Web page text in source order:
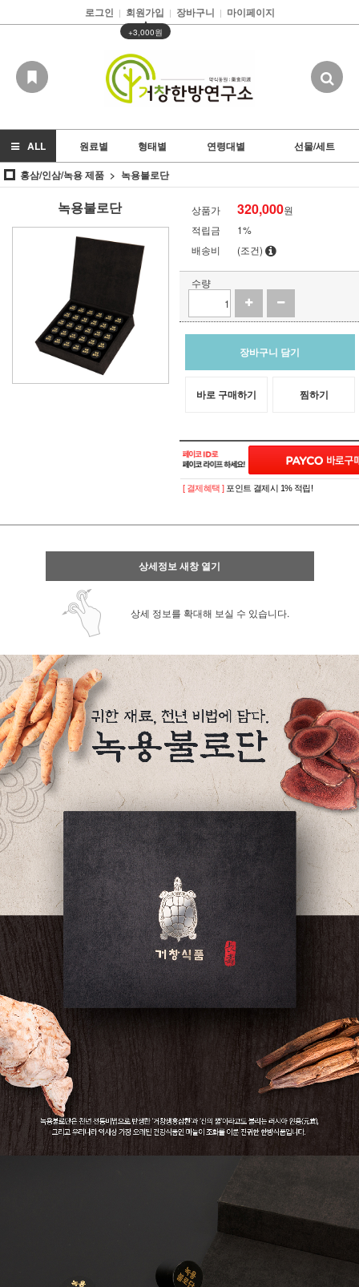
로그인 | 회원가입 |
▲
+3,000원
장바구니 | 마이페이지
ALL 원료별 형태별 연령대별
선물/세트
홍삼/인삼/녹용 제품
녹용불로단
녹용불로단 상품가 320,000원
적립금
1%
배송비
(조건)
수량
장바구니 담기
바로 구매하기 찜하기
페이코 ID로 페
PAYCO 바로구
[ 결제혜택 ] 포인트 결제시 1% 적립!
상세정보 새창 열기
상세 정보를 확대해 보실 수 있습니다.